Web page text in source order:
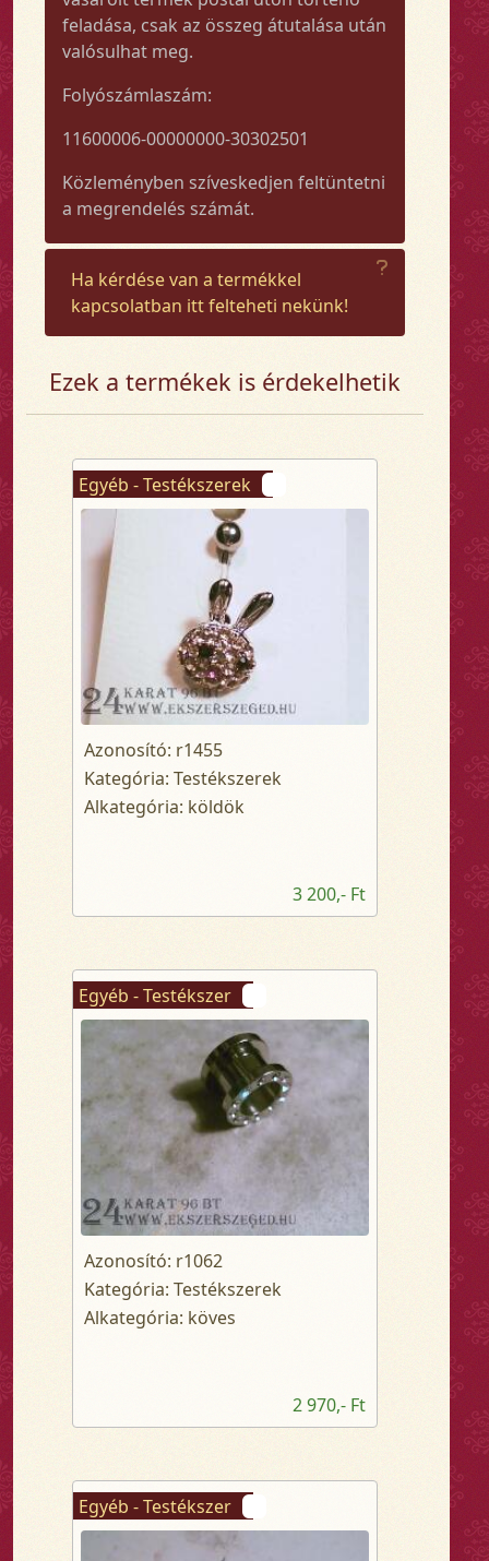
feladása, csak az összeg átutalása után
valósulhat meg.
Folyószámlaszám:
11600006-00000000-30302501
Közleményben szíveskedjen feltüntetni
a megrendelés számát.
Ha kérdése van a termékkel
kapcsolatban itt felteheti nekünk!
Ezek a termékek is érdekelhetik
Egyéb - Testékszerek
Azonosító: r1455
Kategória: Testékszerek
Alkategória: köldök
3 200,- Ft
Egyéb - Testékszer
Azonosító: r1062
Kategória: Testékszerek
Alkategória: köves
2 970,- Ft
Egyéb - Testékszer